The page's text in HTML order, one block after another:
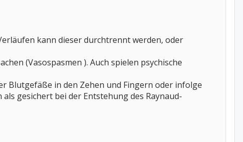
kann dieser durchtrennt werden, oder
(Vasospasmen ). Auch spielen psychische
Blutgefäße in den Zehen und Fingern oder infolge
gesichert bei der Entstehung des Raynaud-